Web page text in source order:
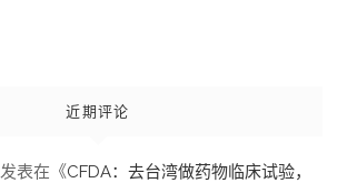
近期评论
发表在《CFDA：去台湾做药物临床试验，